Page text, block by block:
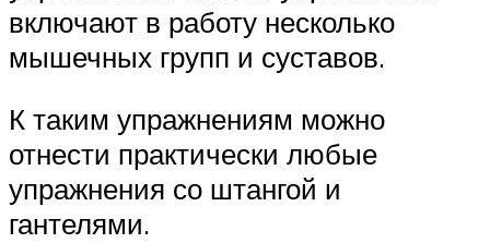
включают в работу несколько
мышечных групп и суставов.
К таким упражнениям можно
отнести практически любые
упражнения со штангой и
гантелями.